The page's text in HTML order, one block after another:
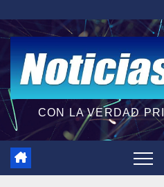
CON LA VERDAD